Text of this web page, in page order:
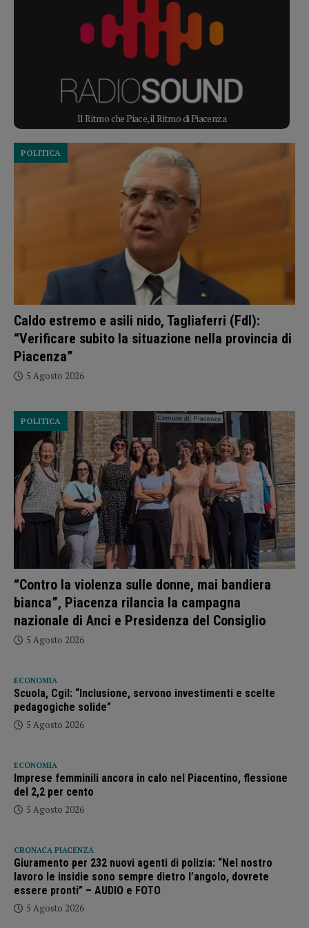
Il Ritmo che Piace, il Ritmo di Piacenza
Caldo estremo e asili nido, Tagliaferri (FdI):
“Verificare subito la situazione nella provincia di
Piacenza”
POLITICA
5 Agosto 2026
“Contro la violenza sulle donne, mai bandiera
bianca”, Piacenza rilancia la campagna
nazionale di Anci e Presidenza del Consiglio
POLITICA
5 Agosto 2026
ECONOMIA
Scuola, Cgil: “Inclusione, servono investimenti e scelte
pedagogiche solide”
5 Agosto 2026
ECONOMIA
Imprese femminili ancora in calo nel Piacentino, flessione
del 2,2 per cento
5 Agosto 2026
CRONACA PIACENZA
Giuramento per 232 nuovi agenti di polizia: “Nel nostro
lavoro le insidie sono sempre dietro l’angolo, dovrete
essere pronti” – AUDIO e FOTO
5 Agosto 2026